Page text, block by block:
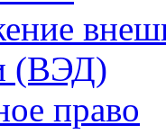
(ВЭД)
право